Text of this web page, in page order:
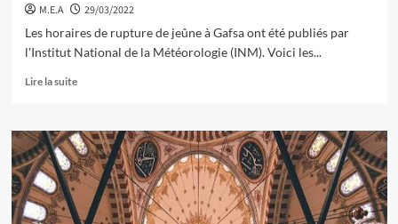
M.E.A
29/03/2022
Les horaires de rupture de jeûne à Gafsa ont été publiés par
l'Institut National de la Météorologie (INM). Voici les...
Lire la suite